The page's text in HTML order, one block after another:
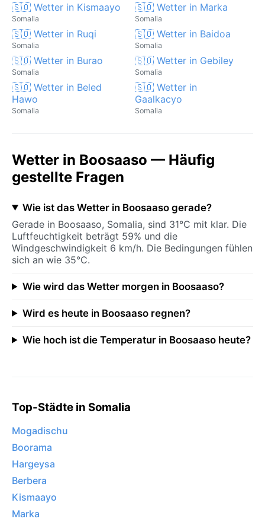
🇸🇴 Wetter in Kismaayo
Somalia
🇸🇴 Wetter in Marka
Somalia
🇸🇴 Wetter in Ruqi
Somalia
🇸🇴 Wetter in Baidoa
Somalia
🇸🇴 Wetter in Burao
Somalia
🇸🇴 Wetter in Gebiley
Somalia
🇸🇴 Wetter in Beled
Hawo
Somalia
🇸🇴 Wetter in
Gaalkacyo
Somalia
Wetter in Boosaaso — Häufig
gestellte Fragen
Wie ist das Wetter in Boosaaso gerade?
Gerade in Boosaaso, Somalia, sind 31°C mit klar. Die
Luftfeuchtigkeit beträgt 59% und die
Windgeschwindigkeit 6 km/h. Die Bedingungen fühlen
sich an wie 35°C.
Wie wird das Wetter morgen in Boosaaso?
Wird es heute in Boosaaso regnen?
Wie hoch ist die Temperatur in Boosaaso heute?
Top-Städte in Somalia
Mogadischu
Boorama
Hargeysa
Berbera
Kismaayo
Marka